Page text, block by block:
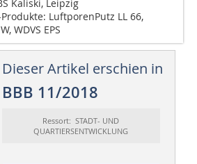
Kaliski, Leipzig
LuftporenPutz LL 66,
WDVS EPS
Dieser Artikel erschien in
BBB 11/2018
Ressort: STADT- UND
QUARTIERSENTWICKLUNG